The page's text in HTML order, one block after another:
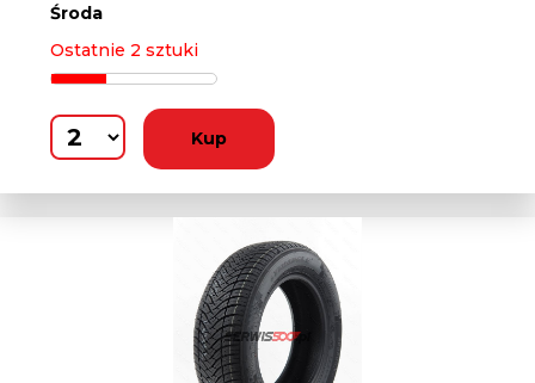
Środa
Ostatnie 2 sztuki
Kup